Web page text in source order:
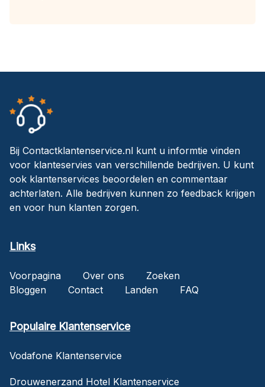
Bij Contactklantenservice.nl kunt u informtie vinden
voor klanteservies van verschillende bedrijven. U kunt
ook klantenservices beoordelen en commentaar
achterlaten. Alle bedrijven kunnen zo feedback krijgen
en voor hun klanten zorgen.
Links
Voorpagina Over ons
Zoeken
Bloggen
Contact Landen FAQ
Populaire Klantenservice
Vodafone Klantenservice
Drouwenerzand Hotel Klantenservice